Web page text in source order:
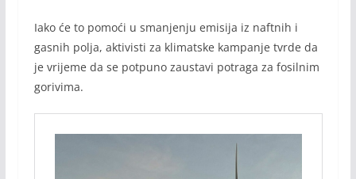
Iako će to pomoći u smanjenju emisija iz naftnih i
gasnih polja, aktivisti za klimatske kampanje tvrde da
je vrijeme da se potpuno zaustavi potraga za fosilnim
gorivima.